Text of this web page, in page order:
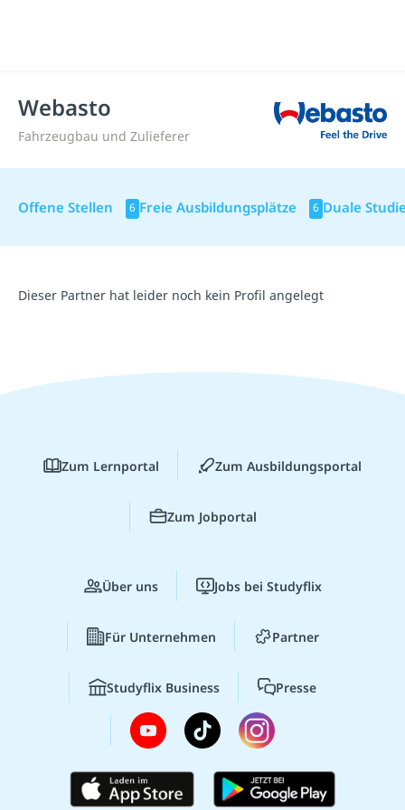
Webasto
Fahrzeugbau und Zulieferer
Offene Stellen 6 Freie Ausbildungsplätze 6 Duale
Dieser Partner hat leider noch kein Profil angelegt
Zum Lernportal Zum Ausbildungsportal
Zum Jobportal
Über uns Jobs bei Studyflix
Für Unternehmen Partner
Studyflix Business Presse